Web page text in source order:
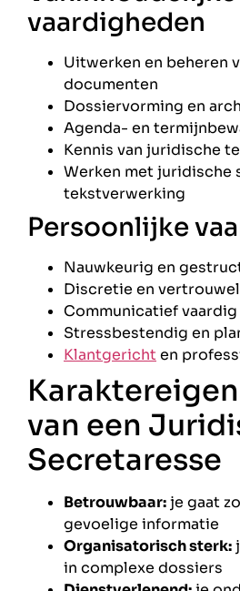
vaardigheden
Uitwerken en beheren
documenten
Dossiervorming en
Agenda- en
Kennis van juridische
Werken met juridische
tekstverwerking
Persoonlijke
Nauwkeurig en
Discretie en
Communicatief vaardig
Stressbestendig en
Klantgericht en
van een
Secretaresse
Betrouwbaar:je gaat
gevoelige informatie
Organisatorisch sterk:
in complexe dossiers